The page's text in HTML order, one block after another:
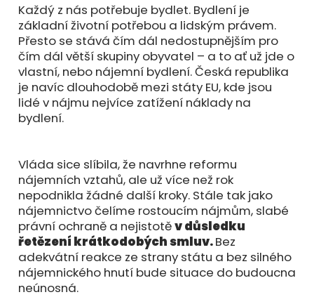
Každý z nás potřebuje bydlet. Bydlení je
základní životní potřebou a lidským právem.
Přesto se stává čím dál nedostupnějším pro
čím dál větší skupiny obyvatel – a to ať už jde o
vlastní, nebo nájemní bydlení. Česká republika
je navíc dlouhodobě mezi státy EU, kde jsou
lidé v nájmu nejvíce zatížení náklady na
bydlení.
Vláda sice slíbila, že navrhne reformu
nájemních vztahů, ale už více než rok
nepodnikla žádné další kroky. Stále tak jako
nájemnictvo čelíme rostoucím nájmům, slabé
právní ochraně a nejistotěv důsledku
řetězení krátkodobých smluv.Bez
adekvátní reakce ze strany státu a bez silného
nájemnického hnutí bude situace do budoucna
neúnosná.